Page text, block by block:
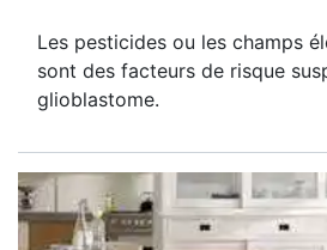
Les pesticides ou les champs
sont des facteurs de risque
glioblastome.